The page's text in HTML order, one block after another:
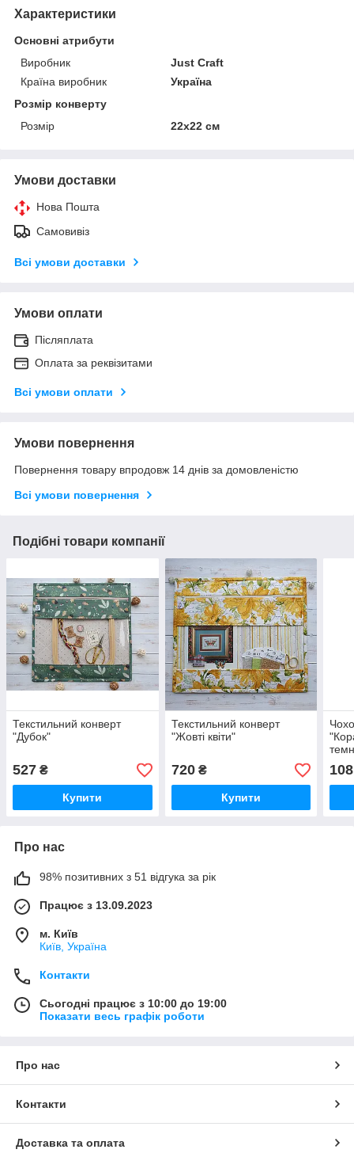
Характеристики
Основні атрибути
Виробник
Just Craft
Країна виробник
Україна
Розмір конверту
Розмір
22х22 см
Умови доставки
Нова Пошта
Самовивіз
Всі умови доставки
Умови оплати
Післяплата
Оплата за реквізитами
Всі умови оплати
Умови повернення
Повернення товару впродовж 14 днів за домовленістю
Всі умови повернення
Подібні товари компанії
Текстильний конверт
"Дубок"
527 ₴
Купити
Текстильний конверт
"Жовті квіти"
720₴
Купити
108
Про нас
98% позитивних з 51 відгука за рік
Працює з 13.09.2023
м. Київ
Київ, Україна
Контакти
Сьогодні працює з 10:00 до 19:00
Показати весь графік роботи
Про нас
Контакти
Доставка та оплата